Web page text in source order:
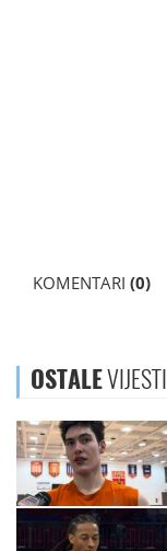
KOMENTARI (0)
OSTALEVIJESTI